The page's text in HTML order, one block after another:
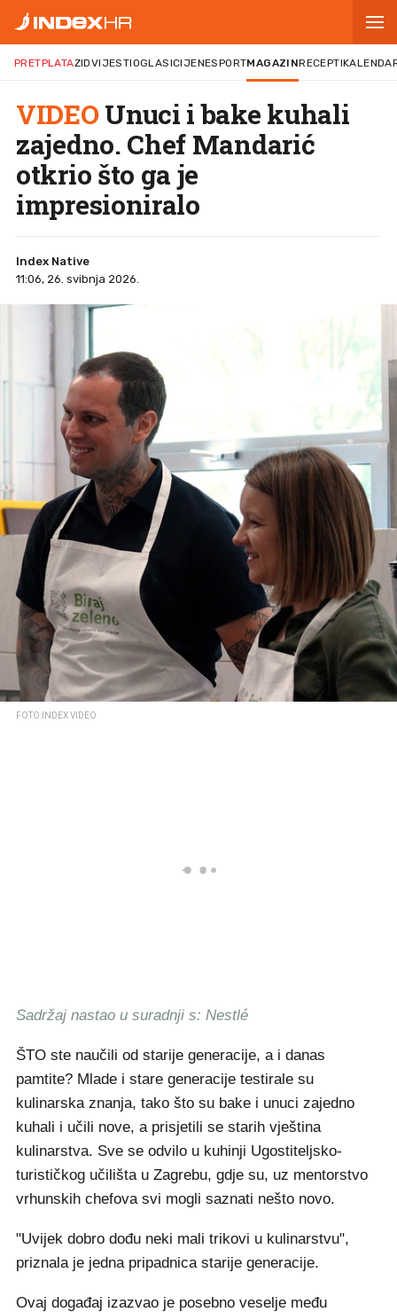
PRETPLATAZIDVIJESTIOGLASICIJENESPORTMAGAZINRECEPTI
VIDEOUnuci i bake kuhali
zajedno. Chef Mandarić
otkrio što ga je
impresioniralo
Index Native
11:06, 26. svibnja 2026.
FOTO:INDEX VIDEO
Sadržaj nastao u suradnji s: Nestlé
ŠTO ste naučili od starije generacije, a i danas
pamtite? Mlade i stare generacije testirale su
kulinarska znanja, tako što su bake i unuci zajedno
kuhali i učili nove, a prisjetili se starih vještina
kulinarstva. Sve se odvilo u kuhinji Ugostiteljsko-
turističkog učilišta u Zagrebu, gdje su, uz mentorstvo
vrhunskih chefova svi mogli saznati nešto novo.
"Uvijek dobro dođu neki mali trikovi u kulinarstvu",
priznala je jedna pripadnica starije generacije.
Ovaj događaj izazvao je posebno veselje među